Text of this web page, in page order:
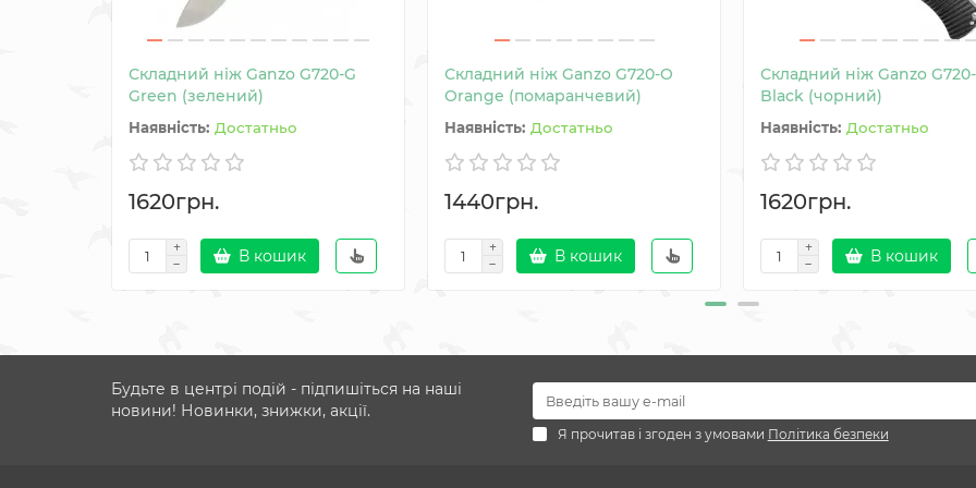
Складний ніж Ganzo G720-G
Green (зелений)
Достатньо
1620грн.
В кошик
Складний ніж Ganzo G720-O
Orange (помаранчевий)
Достатньо
1440грн.
В кошик
Складний ніж Ganzo
Black (чорний)
Достатньо
1620грн.
В кошик
Будьте в центрі подій - підпишіться на наші
новини! Новинки, знижки, акції.
Я прочитав і згоден з умовами Політика безпеки